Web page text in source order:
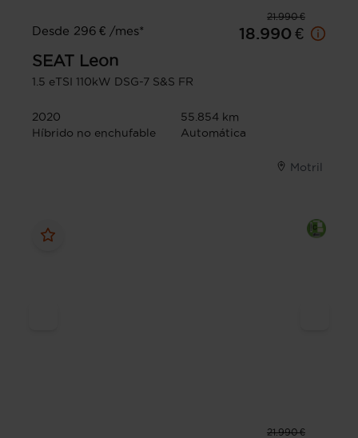
21.990 €
Desde 296 € /mes*
18.990 €
SEAT Leon
1.5 eTSI 110kW DSG-7 S&S FR
2020
55.854 km
Híbrido no enchufable
Automática
Motril
21.990 €